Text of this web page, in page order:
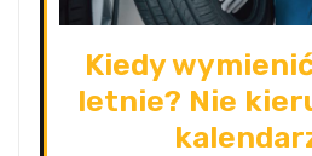
Kiedy
letnie? Nie